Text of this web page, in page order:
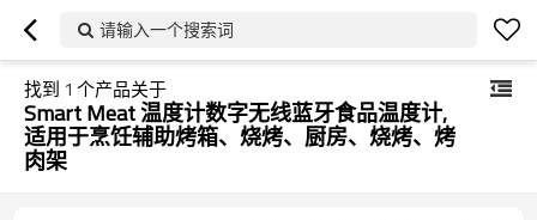
请输入一个搜索词
找到 1 个产品关于
Smart Meat 温度计数字无线蓝牙食品温度计,
适用于烹饪辅助烤箱、烧烤、厨房、烧烤、烤
肉架